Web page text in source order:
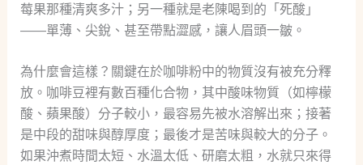
莓果那種清爽多汁；另一種就是老陳喝到的「死酸」
——單薄、尖銳、甚至帶點澀感，讓人眉頭一皺。
為什麼會這樣？關鍵在於咖啡粉中的物質沒有被充分釋
放。咖啡豆裡有數百種化合物，其中酸味物質（如檸檬
酸、蘋果酸）分子較小，最容易先被水溶解出來；接著
是中段的甜味與醇厚度；最後才是苦味與較大的分子。
如果沖煮時間太短、水溫太低、研磨太粗，水就只來得